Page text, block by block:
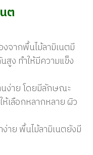
ต
จากพื้นไม้ลามิเนตมี
ง ทำให้มีความแข็ง
นง่าย โดยมีลักษณะ
เลือกหลากหลาย ผิว
าย พื้นไม้ลามิเนตยังมี